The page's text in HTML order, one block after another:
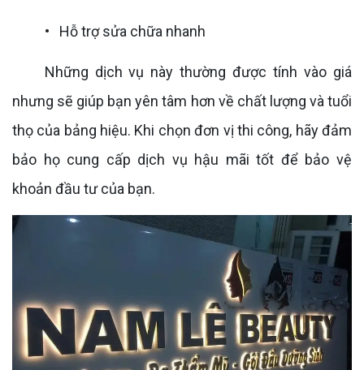
• Hỗ trợ sửa chữa nhanh
Những dịch vụ này thường được tính vào giá
nhưng sẽ giúp bạn yên tâm hơn về chất lượng và tuổi
thọ của bảng hiệu. Khi chọn đơn vị thi công, hãy đảm
bảo họ cung cấp dịch vụ hậu mãi tốt để bảo vệ
khoản đầu tư của bạn.